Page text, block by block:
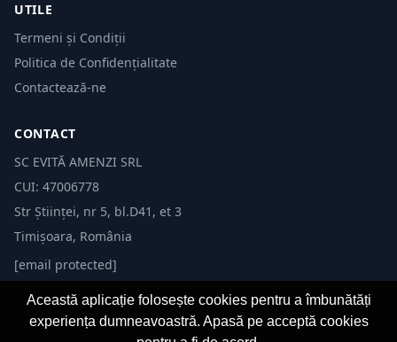
UTILE
Termeni și Condiții
Politica de Confidențialitate
Contactează-ne
CONTACT
SC EVITĂ AMENZI SRL
CUI: 47006778
Str Științei, nr 5, bl.D41, et 3
Timișoara, România
[email protected]
Această aplicație folosește cookies pentru a îmbunătăți
experiența dumneavoastră. Apasă pe acceptă cookies